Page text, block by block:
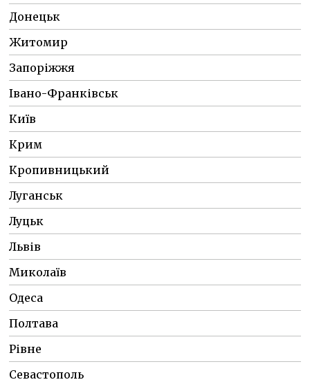
Донецьк
Житомир
Запоріжжя
Івано-Франківськ
Київ
Крим
Кропивницький
Луганськ
Луцьк
Львів
Миколаїв
Одеса
Полтава
Рівне
Севастополь